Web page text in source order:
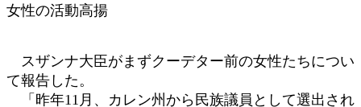
女性の活動高揚
スザンナ大臣がまずクーデター前の女性たちについ
て報告した。
「昨年11月、カレン州から民族議員として選出され